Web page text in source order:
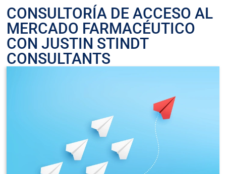
CONSULTORÍA DE ACCESO AL
MERCADO FARMACÉUTICO
CON JUSTIN STINDT
CONSULTANTS